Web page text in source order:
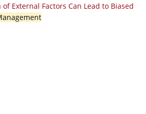
External Factors Can Lead to Biased